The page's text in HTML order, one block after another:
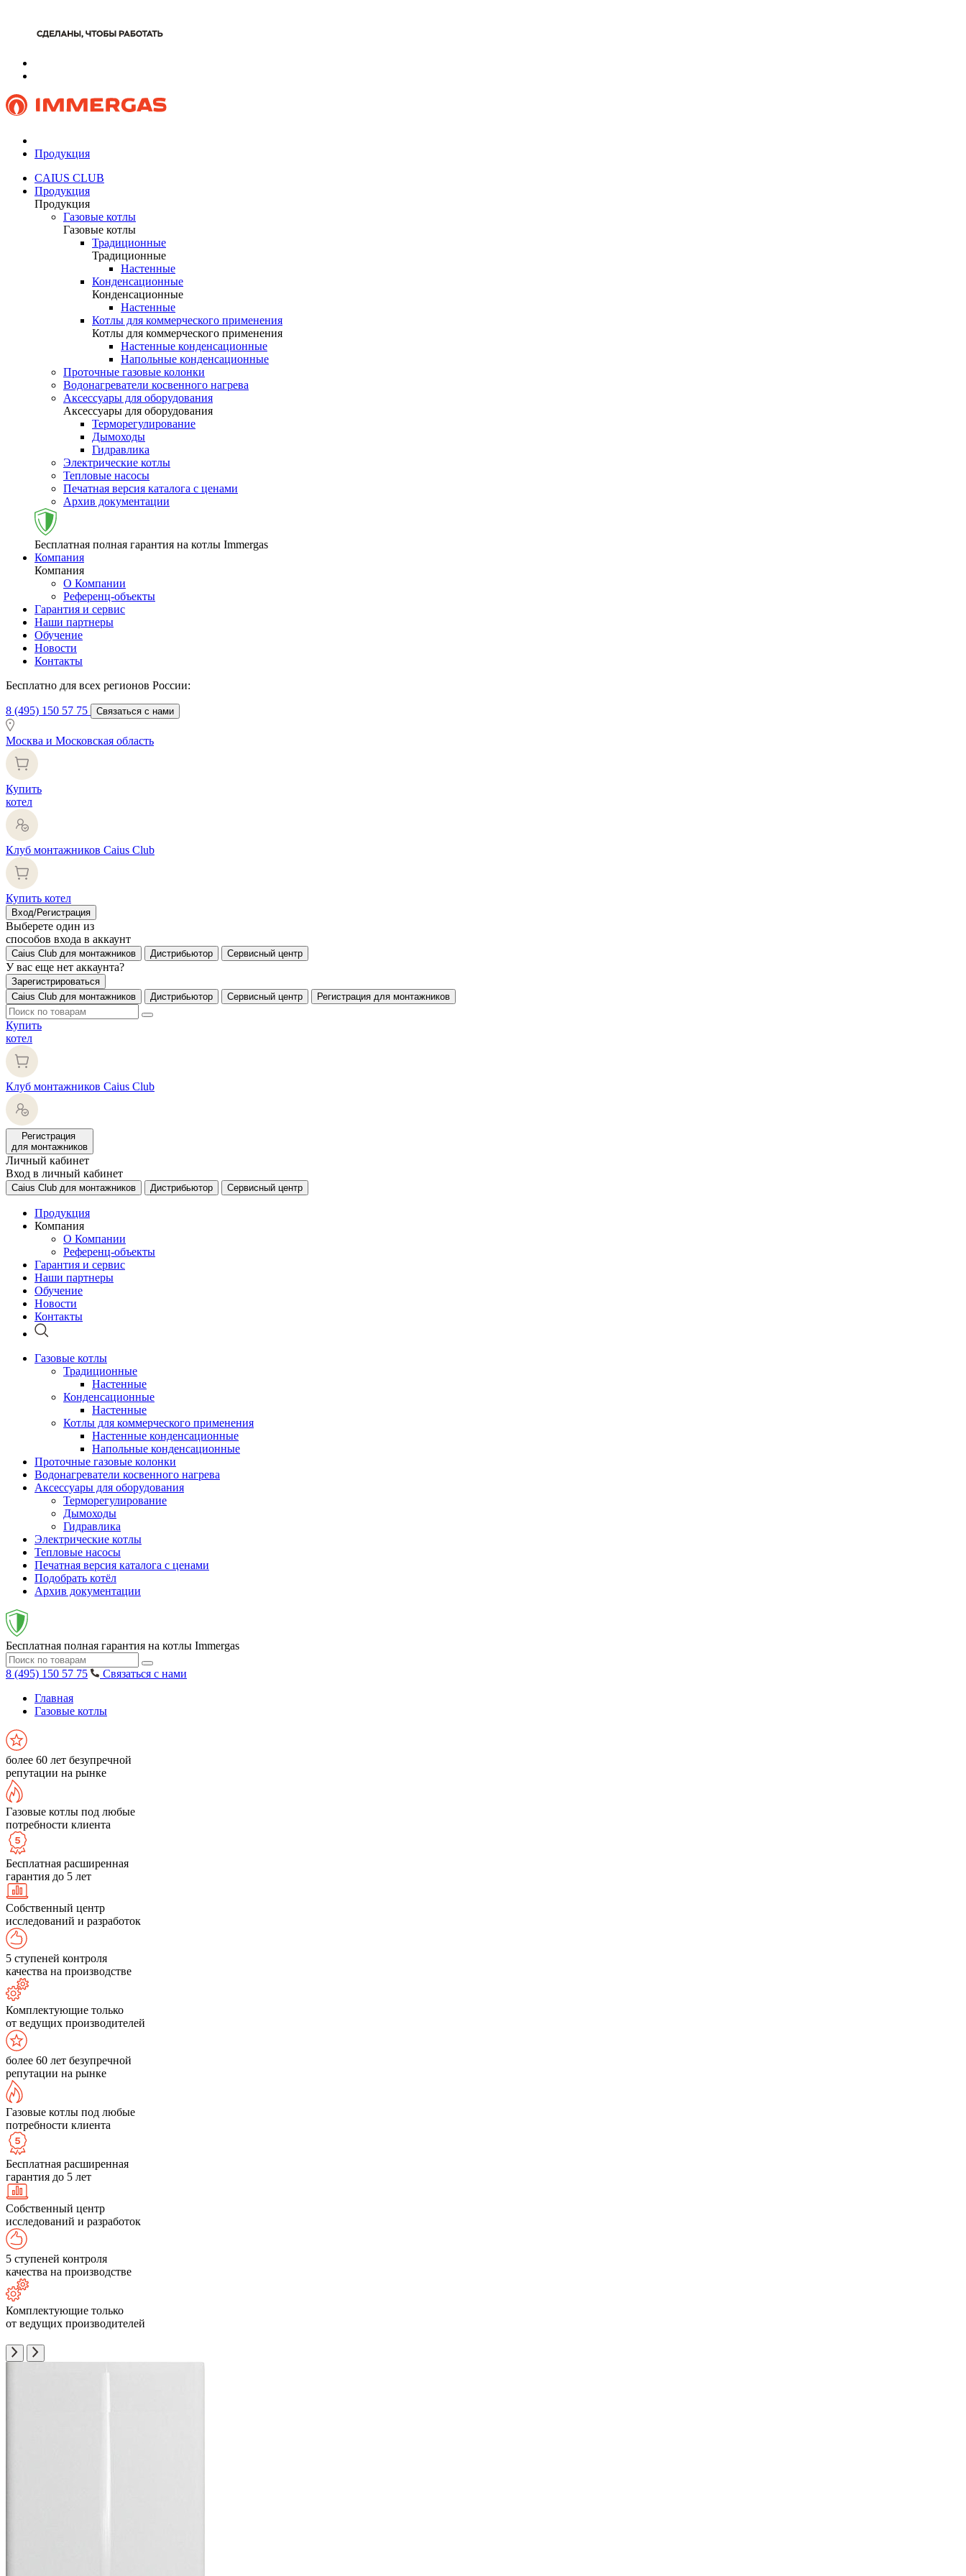
Продукция
CAIUS CLUB
Продукция
Продукция
Газовые котлы
Газовые котлы
Традиционные
Традиционные
Настенные
Конденсационные
Конденсационные
Настенные
Котлы для коммерческого применения
Котлы для коммерческого применения
Настенные конденсационные
Напольные конденсационные
Проточные газовые колонки
Водонагреватели косвенного нагрева
Аксессуары для оборудования
Аксессуары для оборудования
Терморегулирование
Дымоходы
Гидравлика
Электрические котлы
Тепловые насосы
Печатная версия каталога с ценами
Архив документации
Бесплатная полная гарантия на котлы Immergas
Компания
Компания
О Компании
Референц-объекты
Гарантия и сервис
Наши партнеры
Обучение
Новости
Контакты
Бесплатно для всех регионов России:
8 (495) 150 57 75 Связаться с нами
Москва и Московская область
Купить
котел
Клуб монтажников Caius Club
Купить котел
Вход/Регистрация
Выберете один из
способов входа в аккаунт
Caius Club для монтажников Дистрибьютор Сервисный центр
У вас еще нет аккаунта?
Зарегистрироваться
Caius Club для монтажников
Дистрибьютор Сервисный центр Регистрация для монтажников
Купить
котел
Клуб монтажников Caius Club
Регистрация
для монтажников
Личный кабинет
Вход в личный кабинет
Caius Club для монтажников Дистрибьютор Сервисный центр
Продукция
Компания
О Компании
Референц-объекты
Гарантия и сервис
Наши партнеры
Обучение
Новости
Контакты
Газовые котлы
Традиционные
Настенные
Конденсационные
Настенные
Котлы для коммерческого применения
Настенные конденсационные
Напольные конденсационные
Проточные газовые колонки
Водонагреватели косвенного нагрева
Аксессуары для оборудования
Терморегулирование
Дымоходы
Гидравлика
Электрические котлы
Тепловые насосы
Печатная версия каталога с ценами
Подобрать котёл
Архив документации
Бесплатная полная гарантия на котлы Immergas
8 (495) 150 57 75
Связаться с нами
Главная
Газовые котлы
более 60 лет безупречной
репутации на рынке
Газовые котлы под любые
потребности клиента
Бесплатная расширенная
гарантия до 5 лет
Собственный центр
исследований и разработок
5 ступеней контроля
качества на производстве
Комплектующие только
от ведущих производителей
более 60 лет безупречной
репутации на рынке
Газовые котлы под любые
потребности клиента
Бесплатная расширенная
гарантия до 5 лет
Собственный центр
исследований и разработок
5 ступеней контроля
качества на производстве
Комплектующие только
от ведущих производителей